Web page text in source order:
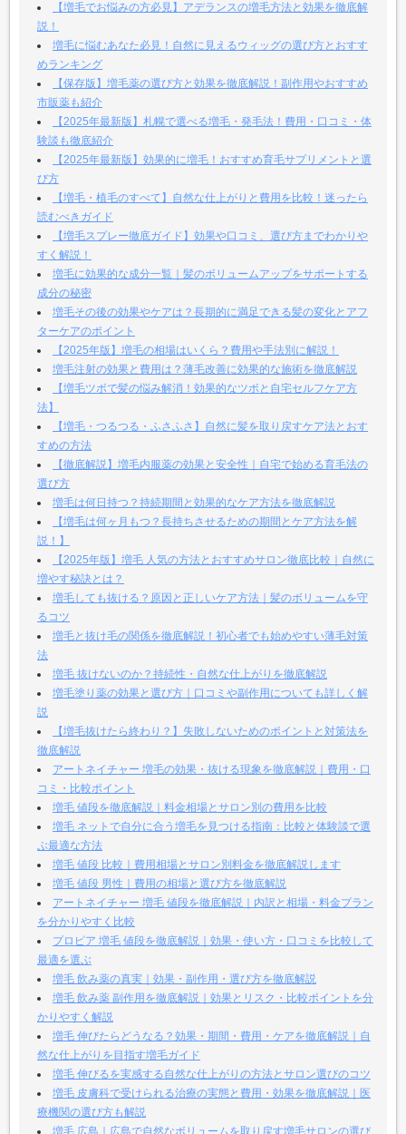
【増毛でお悩みの方必見】アデランスの増毛方法と効果を徹底解
説！
増毛に悩むあなた必見！自然に見えるウィッグの選び方とおすす
めランキング
【保存版】増毛薬の選び方と効果を徹底解説！副作用やおすすめ
市販薬も紹介
【2025年最新版】札幌で選べる増毛・発毛法！費用・口コミ・体
験談も徹底紹介
【2025年最新版】効果的に増毛！おすすめ育毛サプリメントと選
び方
【増毛・植毛のすべて】自然な仕上がりと費用を比較！迷ったら
読むべきガイド
【増毛スプレー徹底ガイド】効果や口コミ、選び方までわかりや
すく解説！
増毛に効果的な成分一覧｜髪のボリュームアップをサポートする
成分の秘密
増毛その後の効果やケアは？長期的に満足できる髪の変化とアフ
ターケアのポイント
【2025年版】増毛の相場はいくら？費用や手法別に解説！
増毛注射の効果と費用は？薄毛改善に効果的な施術を徹底解説
【増毛ツボで髪の悩み解消！効果的なツボと自宅セルフケア方
法】
【増毛・つるつる・ふさふさ】自然に髪を取り戻すケア法とおす
すめの方法
【徹底解説】増毛内服薬の効果と安全性｜自宅で始める育毛法の
選び方
増毛は何日持つ？持続期間と効果的なケア方法を徹底解説
【増毛は何ヶ月もつ？長持ちさせるための期間とケア方法を解
説！】
【2025年版】増毛 人気の方法とおすすめサロン徹底比較｜自然に
増やす秘訣とは？
増毛しても抜ける？原因と正しいケア方法｜髪のボリュームを守
るコツ
増毛と抜け毛の関係を徹底解説！初心者でも始めやすい薄毛対策
法
増毛 抜けないのか？持続性・自然な仕上がりを徹底解説
増毛塗り薬の効果と選び方｜口コミや副作用についても詳しく解
説
【増毛抜けたら終わり？】失敗しないためのポイントと対策法を
徹底解説
アートネイチャー 増毛の効果・抜ける現象を徹底解説｜費用・口
コミ・比較ポイント
増毛 値段を徹底解説｜料金相場とサロン別の費用を比較
増毛 ネットで自分に合う増毛を見つける指南：比較と体験談で選
ぶ最適な方法
増毛 値段 比較｜費用相場とサロン別料金を徹底解説します
増毛 値段 男性｜費用の相場と選び方を徹底解説
アートネイチャー 増毛 値段を徹底解説｜内訳と相場・料金プラン
を分かりやすく比較
プロピア 増毛 値段を徹底解説｜効果・使い方・口コミを比較して
最適を選ぶ
増毛 飲み薬の真実｜効果・副作用・選び方を徹底解説
増毛 飲み薬 副作用を徹底解説｜効果とリスク・比較ポイントを分
かりやすく解説
増毛 伸びたらどうなる？効果・期間・費用・ケアを徹底解説｜自
然な仕上がりを目指す増毛ガイド
増毛 伸びるを実感する自然な仕上がりの方法とサロン選びのコツ
増毛 皮膚科で受けられる治療の実態と費用・効果を徹底解説｜医
療機関の選び方も解説